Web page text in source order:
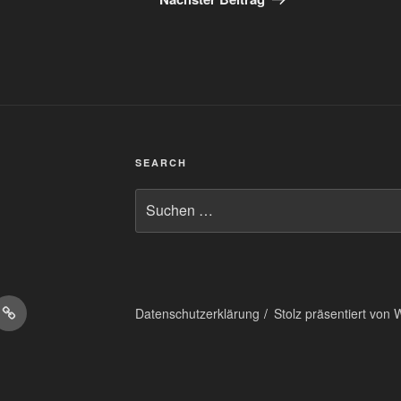
SEARCH
nach:
Matrix Datenschutzerklärung Stolz präsentiert von